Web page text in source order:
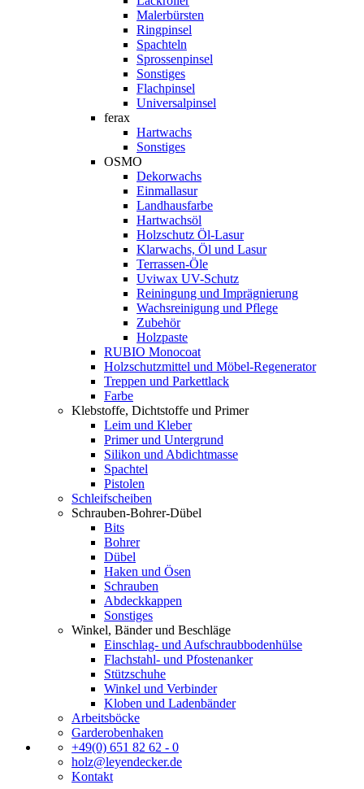
Malerbürsten
Ringpinsel
Spachteln
Sprossenpinsel
Sonstiges
Flachpinsel
Universalpinsel
ferax
Hartwachs
Sonstiges
OSMO
Dekorwachs
Einmallasur
Landhausfarbe
Hartwachsöl
Holzschutz Öl-Lasur
Klarwachs, Öl und Lasur
Terrassen-Öle
Uviwax UV-Schutz
Reiningung und Imprägnierung
Wachsreinigung und Pflege
Zubehör
Holzpaste
RUBIO Monocoat
Holzschutzmittel und Möbel-Regenerator
Treppen und Parkettlack
Farbe
Klebstoffe, Dichtstoffe und Primer
Leim und Kleber
Primer und Untergrund
Silikon und Abdichtmasse
Spachtel
Pistolen
Schleifscheiben
Schrauben-Bohrer-Dübel
Bits
Bohrer
Dübel
Haken und Ösen
Schrauben
Abdeckkappen
Sonstiges
Winkel, Bänder und Beschläge
Einschlag- und Aufschraubbodenhülse
Flachstahl- und Pfostenanker
Stützschuhe
Winkel und Verbinder
Kloben und Ladenbänder
Arbeitsböcke
Garderobenhaken
+49(0) 651 82 62 - 0
holz@leyendecker.de
Kontakt